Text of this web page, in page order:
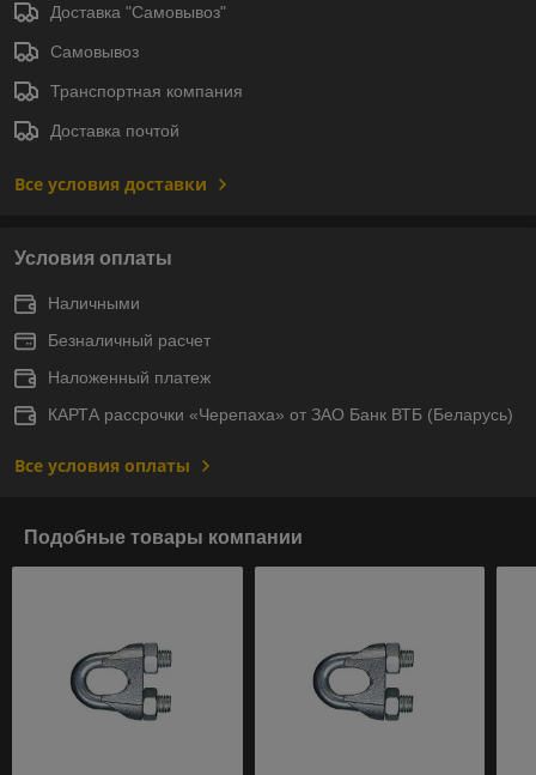
Доставка "Самовывоз"
Самовывоз
Транспортная компания
Доставка почтой
Все условия доставки
Условия оплаты
Наличными
Безналичный расчет
Наложенный платеж
КАРТА рассрочки «Черепаха» от ЗАО Банк ВТБ (Беларусь)
Все условия оплаты
Подобные товары компании